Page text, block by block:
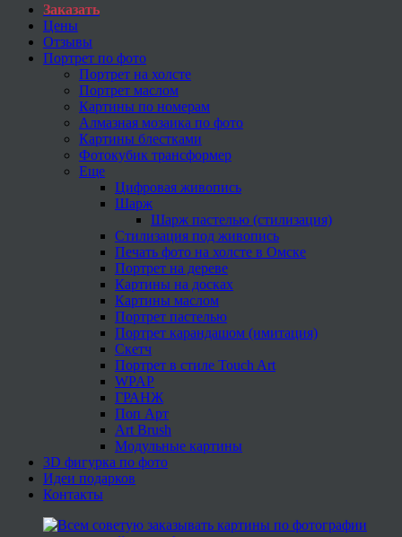
Заказать
Цены
Отзывы
Портрет по фото
Портрет на холсте
Портрет маслом
Картины по номерам
Алмазная мозаика по фото
Картины блестками
Фотокубик трансформер
Еще
Цифровая живопись
Шарж
Шарж пастелью (стилизация)
Стилизация под живопись
Печать фото на холсте в Омске
Портрет на дереве
Картины на досках
Картины маслом
Портрет пастелью
Портрет карандашом (имитация)
Скетч
Портрет в стиле Touch Art
WPAP
ГРАНЖ
Поп Арт
Art Brush
Модульные картины
3D фигурка по фото
Идеи подарков
Контакты